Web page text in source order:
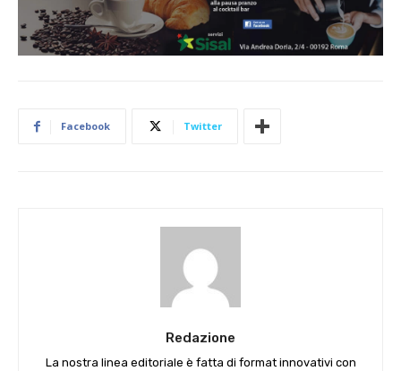
Facebook Twitter
Redazione
La nostra linea editoriale è fatta di format innovativi con